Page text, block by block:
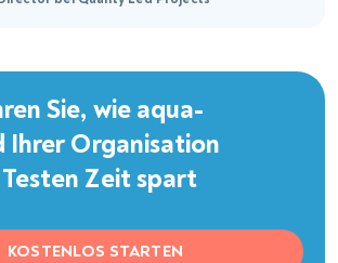
Sie, wie aqua-
Ihrer Organisation
Zeit spart
KOSTENLOS STARTEN